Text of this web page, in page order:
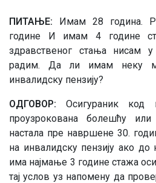
ПИТАЊЕ: Имам 28 година.
године И имам 4 године
здравственог стања нисам
радим. Да ли имам неку
инвалидску пензију?
ОДГОВОР:Осигураник код
проузрокована болешћу
настала пре навршене 30.
на инвалидску пензију ако до
има најмање 3 године стажа
тај услов уз напомену да